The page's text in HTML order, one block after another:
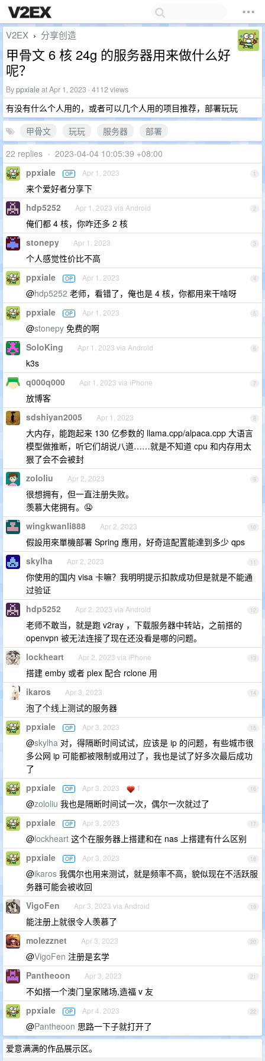
V2EX › 分享创造
甲骨文 6 核 24g 的服务器用来做什么好
呢？
Byppxialeat Apr 1, 2023 · 4112 views
有没有什么个人用的，或者可以几个人用的项目推荐，部署玩玩
甲骨文
玩玩 服务器
部署
22 replies • 2023-04-04 10:05:39 +08:00
1
ppxiale OP Apr 1, 2023
来个爱好者分享下
2
hdp5252 Apr 1, 2023 via Android
俺们都 4 核，你咋还多 2 核
3
stonepy Apr 1, 2023
个人感觉性价比不高
4
ppxiale OP Apr 1, 2023
@hdp5252 老师，看错了，俺也是 4 核，你都用来干啥呀
5
ppxiale OP Apr 1, 2023
@stonepy 免费的啊
6
SoloKing Apr 1, 2023 via Android
k3s
7
q000q000 Apr 1, 2023 via iPhone
放博客
8
sdshiyan2005 Apr 1, 2023
大内存，能跑起来 130 亿参数的 llama.cpp/alpaca.cpp 大语言
模型做推断，听它们胡说八道……就是不知道 cpu 和内存用太
狠了会不会被封
9
zololiu Apr 2, 2023
很想拥有，但一直注册失败。
羡慕大佬拥有。🤤
10
wingkwanli888 Apr 2, 2023
假設用來單機部署 Spring 應用，好奇這配置能達到多少 qps
11
skylha Apr 2, 2023
你使用的国内 visa 卡嘛？我明明提示扣款成功但是就是不能通
过验证
12
hdp5252 Apr 2, 2023 via Android
老师不敢当，就是跑 v2ray ，下载服务器中转站，之前搭的
openvpn 被无法连接了现在还没看是哪的问题。
13
lockheart Apr 2, 2023 via iPhone
搭建 emby 或者 plex 配合 rclone 用
14
ikaros Apr 3, 2023
泡了个线上测试的服务器
15
ppxiale OP Apr 3, 2023
@skylha 对，得隔断时间试试，应该是 ip 的问题，有些城市很
多公网 ip 可能都被限制或用过了，我也是试了好多次最后成功
了
16
ppxiale OP Apr 3, 2023 1
@zololiu 我也是隔断时间试一次，偶尔一次就过了
17
ppxiale OP Apr 3, 2023
@lockheart 这个在服务器上搭建和在 nas 上搭建有什么区别
18
ppxiale OP Apr 3, 2023
@ikaros 我偶尔也用来测试，就是频率不高，貌似现在不活跃服
务器可能会被收回
19
VigoFen Apr 3, 2023 via Android
能注册上就很令人羡慕了
20
molezznet Apr 3, 2023
@VigoFen 注册是玄学
21
Pantheoon Apr 3, 2023
不如搭一个澳门皇家赌场,造福 v 友
22
ppxiale OP Apr 4, 2023
@Pantheoon 思路一下子就打开了
爱意满满的作品展示区。